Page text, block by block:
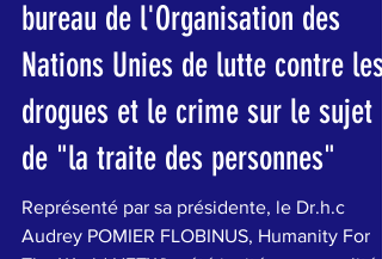
Humanity For The World (HFTW)
participe au dialogue constructif d
bureau de l'Organisation des
Nations Unies de lutte contre les
drogues et le crime sur le sujet